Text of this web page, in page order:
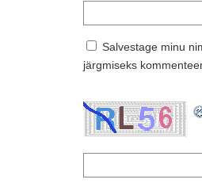
Salvestage minu
järgmiseks